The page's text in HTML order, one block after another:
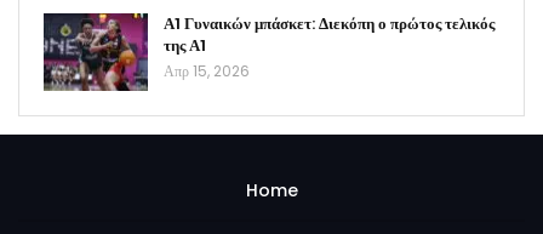
Α1 Γυναικών μπάσκετ: Διεκόπη ο πρώτος τελικός
της Α1
Απρ 15, 2026
Home